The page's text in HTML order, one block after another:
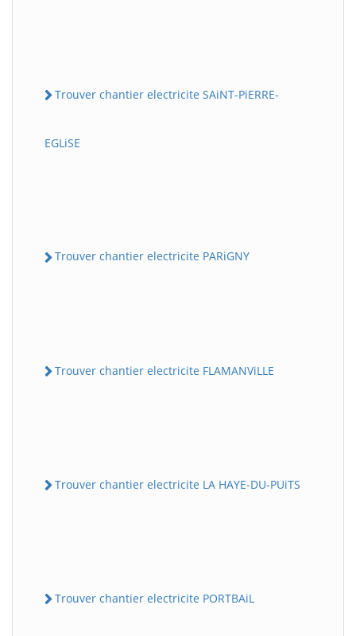
Trouver chantier electricite SAiNT-PiERRE-
EGLiSE
Trouver chantier electricite PARiGNY
Trouver chantier electricite FLAMANViLLE
Trouver chantier electricite LA HAYE-DU-PUiTS
Trouver chantier electricite PORTBAiL